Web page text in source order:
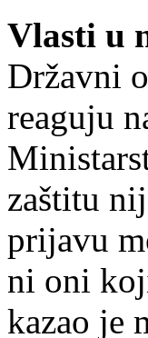
Vlasti u
Državni
reaguju
zaštitu
prijavu
ni oni
kazao je